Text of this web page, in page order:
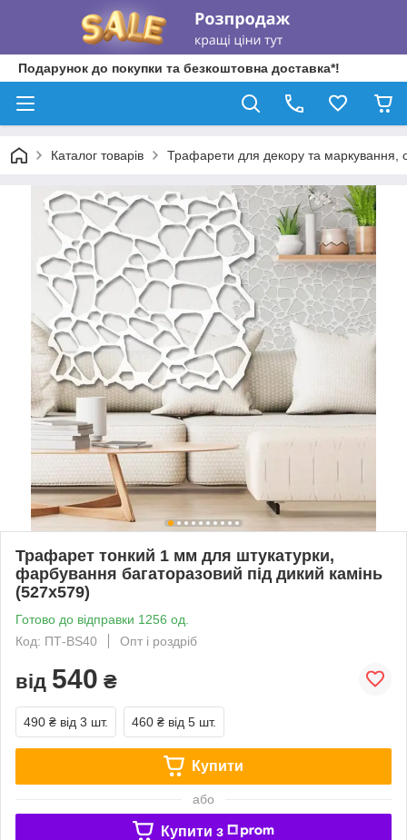
Подарунок до покупки та безкоштовна доставка*!
Каталог товарів Трафарети для декору та маркування,
Трафарет тонкий 1 мм для штукатурки,
фарбування багаторазовий під дикий камінь
(527х579)
Готово до відправки 1256 од.
Код: ПТ-BS40
Опт і роздріб
від 540 ₴
490 ₴ від 3 шт. 460 ₴ від 5 шт.
Купити
або
Купити з